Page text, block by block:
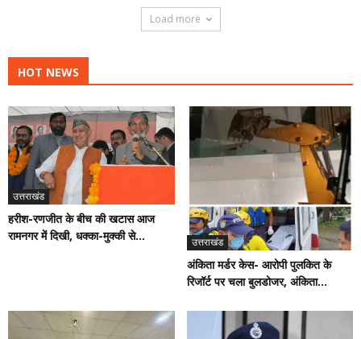
Load more
HOT NEWS
उत्तराखंड
हरीश-रणजीत के बीच की खटास आज
रामनगर में दिखी, धक्का-मुक्की से...
उत्तराखंड
अंकिता मर्डर केस- आरोपी पुलकित के
रिजॉर्ट पर चला बुलडोजर, अंकिता...